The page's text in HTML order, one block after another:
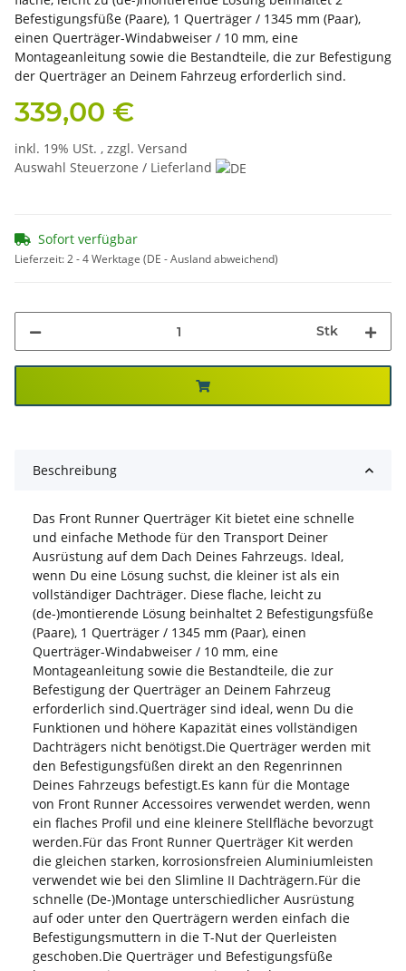
Befestigungsfüße (Paare), 1 Querträger / 1345 mm (Paar),
einen Querträger-Windabweiser / 10 mm, eine
Montageanleitung sowie die Bestandteile, die zur Befestigung
der Querträger an Deinem Fahrzeug erforderlich sind.
339,00 €
inkl. 19% USt. , zzgl. Versand
Auswahl Steuerzone / Lieferland
Sofort verfügbar
Lieferzeit:2 - 4 Werktage (DE - Ausland abweichend)
Stk
Beschreibung
Das Front Runner Querträger Kit bietet eine schnelle
und einfache Methode für den Transport Deiner
Ausrüstung auf dem Dach Deines Fahrzeugs. Ideal,
wenn Du eine Lösung suchst, die kleiner ist als ein
vollständiger Dachträger. Diese flache, leicht zu
(de-)montierende Lösung beinhaltet 2 Befestigungsfüße
(Paare), 1 Querträger / 1345 mm (Paar), einen
Querträger-Windabweiser / 10 mm, eine
Montageanleitung sowie die Bestandteile, die zur
Befestigung der Querträger an Deinem Fahrzeug
erforderlich sind.Querträger sind ideal, wenn Du die
Funktionen und höhere Kapazität eines vollständigen
Dachträgers nicht benötigst.Die Querträger werden mit
den Befestigungsfüßen direkt an den Regenrinnen
Deines Fahrzeugs befestigt.Es kann für die Montage
von Front Runner Accessoires verwendet werden, wenn
ein flaches Profil und eine kleinere Stellfläche bevorzugt
werden.Für das Front Runner Querträger Kit werden
die gleichen starken, korrosionsfreien Aluminiumleisten
verwendet wie bei den Slimline II Dachträgern.Für die
schnelle (De-)Montage unterschiedlicher Ausrüstung
auf oder unter den Querträgern werden einfach die
Befestigungsmuttern in die T-Nut der Querleisten
geschoben.Die Querträger und Befestigungsfüße